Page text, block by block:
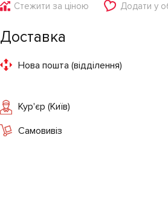
Стежити за ціною Додати у
Доставка
Нова пошта (відділення)
Кур'єр (Київ)
Самовивіз